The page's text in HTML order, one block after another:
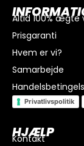
Altid 100% ægte
Prisgaranti
Hvem er vi?
Samarbejde
Privatlivspolitik
HJÆLP
Kontakt